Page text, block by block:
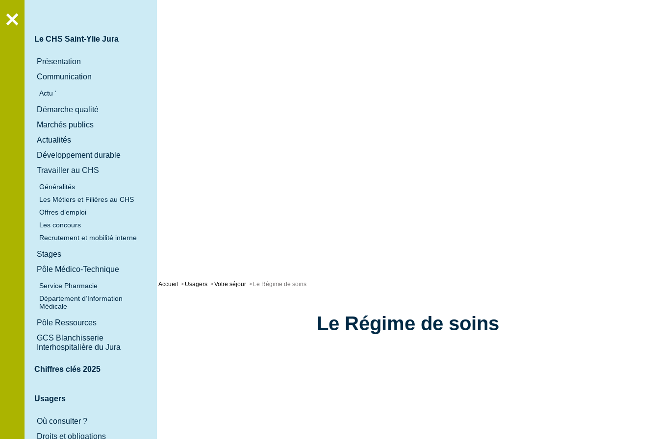
Le CHS Saint-Ylie Jura
Présentation
Communication
Actu ‘
Démarche qualité
Marchés publics
Actualités
Développement durable
Travailler au CHS
Généralités
Les Métiers et Filières au CHS
Offres d’emploi
Les concours
Recrutement et mobilité interne
Stages
Pôle Médico-Technique
Service Pharmacie
Département d’Information
Médicale
Pôle Ressources
GCS Blanchisserie
Interhospitalière du Jura
Chiffres clés 2025
Usagers
Où consulter ?
Droits et obligations
Le Régime de soins
Accueil > Usagers > Votre séjour > Le Régime de soins